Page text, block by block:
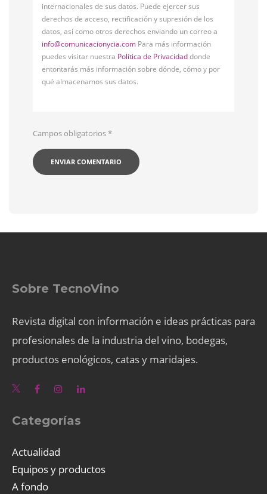
internacionales de sus datos. Puede ejercer sus
derechos de acceso, rectificación y supresión de los
datos, así como otros derechos enviando un correo a
info@comunicacionycia.com Para más información
puedes visitar nuestra Política de Privacidaddonde
entontarás más información sobre dónde, cómo y por
qué almacenamos sus datos.
Campos obligatorios*
Sobre TecnoVino
Revista digital con información e ideas prácticas para
profesionales de la industria del vino, bodegas,
productos enológicos, catas y maridajes.
Categorías
Actualidad
Equipos y productos
A fondo